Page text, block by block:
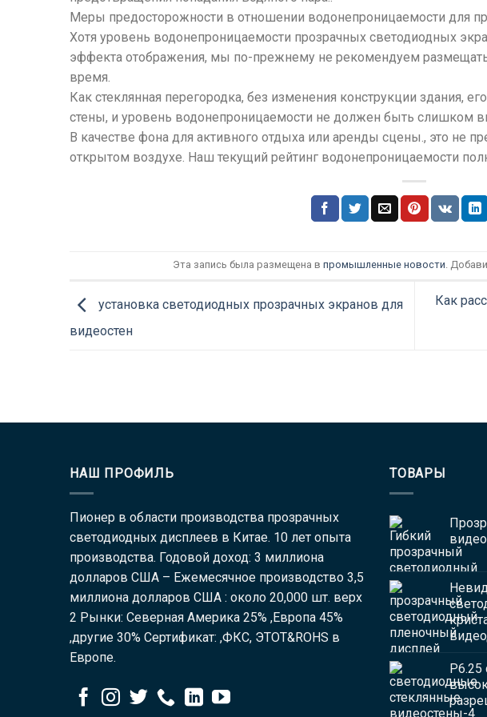
Меры предосторожности в отношении водонепроницаемости для
Хотя уровень водонепроницаемости прозрачных светодиодных
эффекта отображения, мы по-прежнему не рекомендуем
время.
Как стеклянная перегородка, без изменения конструкции здания,
стены, и уровень водонепроницаемости не должен быть слишком
В качестве фона для активного отдыха или аренды сцены., это не
открытом воздухе. Наш текущий рейтинг водонепроницаемости
Эта запись была размещена в промышленные новости.
установка светодиодных прозрачных экранов для
видеостен
Как
НАШ ПРОФИЛЬ
Пионер в области производства прозрачных
светодиодных дисплеев в Китае. 10 лет опыта
производства. Годовой доход: 3 миллиона
долларов США – Ежемесячное производство 3,5
миллиона долларов США : около 20,000 шт. верх
2 Рынки: Северная Америка 25% ,Европа 45%
,другие 30% Сертификат: ,ФКС, ЭТОТ&ROHS в
Европе.
ТОВАРЫ